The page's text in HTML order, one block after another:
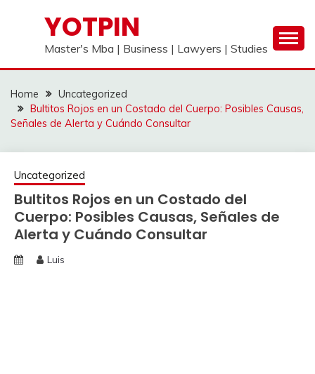
YOTPIN
Master's Mba | Business | Lawyers | Studies
Home
Uncategorized
Bultitos Rojos en un Costado del Cuerpo: Posibles Causas,
Señales de Alerta y Cuándo Consultar
Uncategorized
Bultitos Rojos en un Costado del
Cuerpo: Posibles Causas, Señales de
Alerta y Cuándo Consultar
Luis